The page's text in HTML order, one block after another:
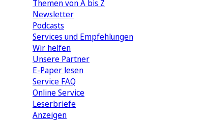
Themen von A bis Z
Newsletter
Podcasts
Services und Empfehlungen
Wir helfen
Unsere Partner
E-Paper lesen
Service FAQ
Online Service
Leserbriefe
Anzeigen